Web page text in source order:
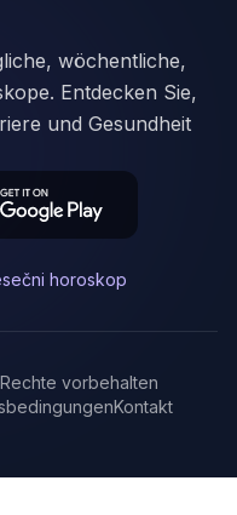
wöchentliche,
Entdecken Sie,
und Gesundheit
horoskop
vorbehalten
Kontakt